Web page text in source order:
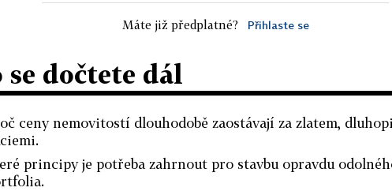
Máte již předplatné? Přihlaste se
se dočtete dál
ceny nemovitostí dlouhodobě zaostávají za zlatem,
principy je potřeba zahrnout pro stavbu opravdu